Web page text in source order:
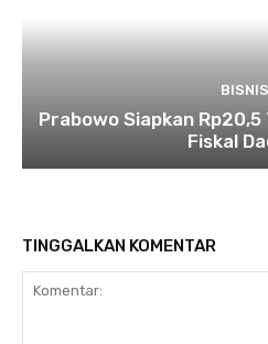
BISNIS
Prabowo Siapkan
Fiskal
TINGGALKAN KOMENTAR